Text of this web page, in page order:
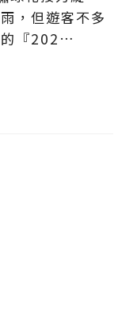
，但遊客不多
的『202…